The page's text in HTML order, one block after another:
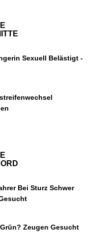
Sexuell Belästigt -
Bei Sturz Schwer
Zeugen Gesucht